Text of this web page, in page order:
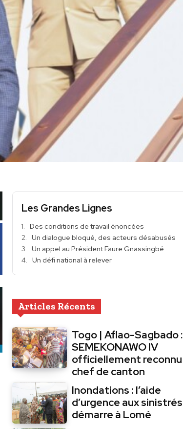
Les Grandes Lignes
Des conditions de travail énoncées
Un dialogue bloqué, des acteurs désabusés
Un appel au Président Faure Gnassingbé
Un défi national à relever
Articles Récents
Togo | Aflao-Sagbado :
SEMEKONAWO IV
officiellement reconnu
chef de canton
Inondations : l’aide
d’urgence aux sinistrés
démarre à Lomé